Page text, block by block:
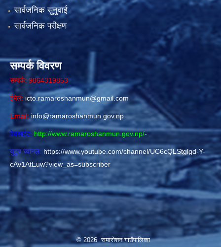
सार्वजनिक सुनुवाई
सार्वजनिक परीक्षण
सम्पर्क विवरण
सम्पर्क: 9864319853
ईमेल: icto.ramaroshanmun@gmail.com
Email:info@ramaroshanmun.gov.np
वेबसाईट: http://www.ramaroshanmun.gov.np/-
युटुब च्यानल: https://www.youtube.com/channel/UC6cQLStglgd-Y-
cAv1AtEuw?view_as=subscriber
© 2026 रामारोशन गाउँपालिका